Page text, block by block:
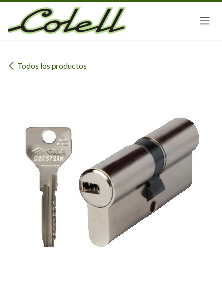
Ir al contenido
Todos los productos